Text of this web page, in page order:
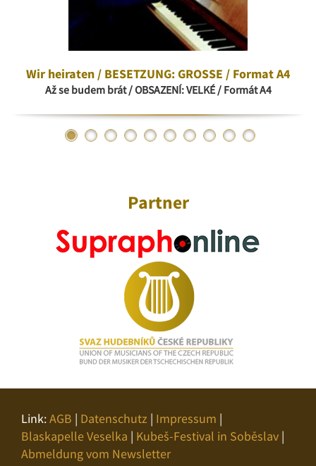
Wir heiraten / BESETZUNG: GROSSE / Format A4
Až se budem brát / OBSAZENÍ: VELKÉ / Formát A4
Partner
Link:AGB | Datenschutz | Impressum |
Blaskapelle Veselka | Kubeš-Festival in Soběslav |
Abmeldung vom Newsletter